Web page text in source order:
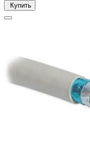
Купить